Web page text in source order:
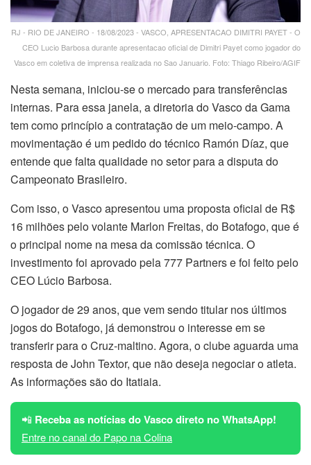
RJ - RIO DE JANEIRO - 18/08/2023 - VASCO, APRESENTACAO DIMITRI PAYET - O
CEO Lucio Barbosa durante apresentacao oficial de Dimitri Payet como jogador do
Vasco em coletiva de imprensa realizada no Sao Januario. Foto: Thiago Ribeiro/AGIF
Nesta semana, iniciou-se o mercado para transferências
internas. Para essa janela, a diretoria do Vasco da Gama
tem como princípio a contratação de um meio-campo. A
movimentação é um pedido do técnico Ramón Díaz, que
entende que falta qualidade no setor para a disputa do
Campeonato Brasileiro.
Com isso, o Vasco apresentou uma proposta oficial de R$
16 milhões pelo volante Marlon Freitas, do Botafogo, que é
o principal nome na mesa da comissão técnica. O
investimento foi aprovado pela 777 Partners e foi feito pelo
CEO Lúcio Barbosa.
O jogador de 29 anos, que vem sendo titular nos últimos
jogos do Botafogo, já demonstrou o interesse em se
transferir para o Cruz-maltino. Agora, o clube aguarda uma
resposta de John Textor, que não deseja negociar o atleta.
As informações são do Itatiaia.
📲 Receba as notícias do Vasco direto no WhatsApp!
Entre no canal do Papo na Colina